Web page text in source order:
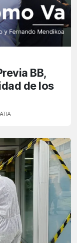
BB,
de los